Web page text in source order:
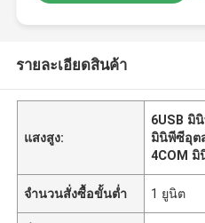
รายละเอียดสินค้า
แสงสูง:
6USB มิ
มินิพีซีอุต
4COM
จำนวนสั่งซื้อขั้นต่ำ 1 ยูนิต